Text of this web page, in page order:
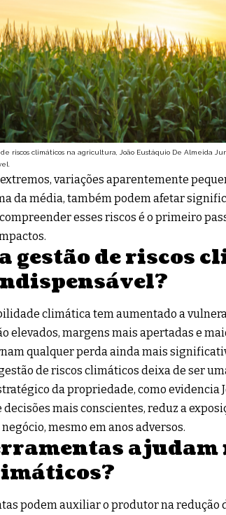
de riscos climáticos na agricultura, João Eustáquio De Almeida
variações aparentemente
da média, também podem afetar
esses riscos é o primeiro
gestão de riscos
climática tem aumentado a
elevados, margens mais apertadas e
qualquer perda ainda mais
de riscos climáticos deixa de ser
da propriedade, como evidencia
decisões mais conscientes, reduz a
mesmo em anos adversos.
ajudam
podem auxiliar o produtor na redução